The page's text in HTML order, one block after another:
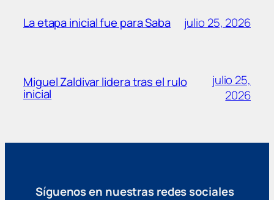
La etapa inicial fue para Saba julio 25, 2026
Miguel Zaldivar lidera tras el rulo
inicial
julio 25,
2026
Síguenos en nuestras redes sociales